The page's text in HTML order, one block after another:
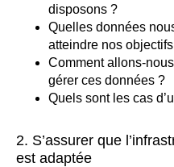
disposons ?
Quelles données
atteindre nos
Comment allons-
gérer ces données ?
Quels sont les cas
2. S’assurer que
est adaptée